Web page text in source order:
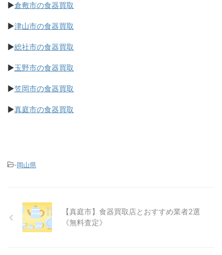
▶倉敷市の食器買取
▶津山市の食器買取
▶総社市の食器買取
▶玉野市の食器買取
▶笠岡市の食器買取
▶真庭市の食器買取
-岡山県
【真庭市】食器買取店とおすすめ業者2選
《無料査定》